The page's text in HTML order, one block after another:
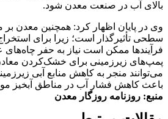
بالای آب در صنعت معدن شود.
وی در پایان اظهار کرد: همچنین معدن
سطحی تأثیرگذار است؛ زیرا برای
فرآیندها ممکن است نیاز به حفر چاه‌های
پمپ‌های زیرزمینی برای خشک‌کردن
می‌توانند منجر به کاهش منابع آبی
باعث کاهش فشار آب در مناطق آبخیز
منبع: روزنامه روزگار معدن